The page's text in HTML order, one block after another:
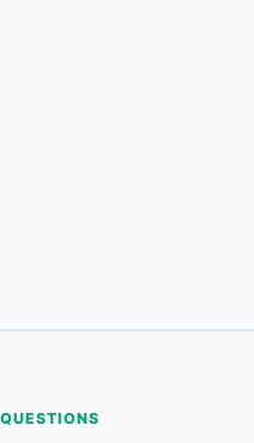
QUESTIONS